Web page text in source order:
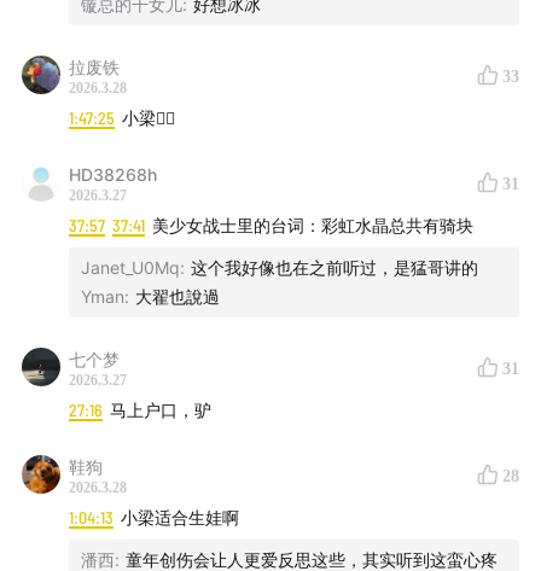
史老师讲相声的照片：
镟总的干女儿: 好想冰冰
拉废铁
2026.3.28
33
1:47:25 小梁👍🏼
HD38268h
2026.3.27
31
37:57 37:41 美少女战士里的台词：彩虹水晶总共有骑块
Janet_U0Mq: 这个我好像也在之前听过，是猛哥讲的
Yman: 大翟也說過
七个梦
2026.3.27
31
27:16 马上户口，驴
鞋狗
2026.3.28
28
1:04:13 小梁适合生娃啊
潘西: 童年创伤会让人更爱反思这些，其实听到这蛮心疼